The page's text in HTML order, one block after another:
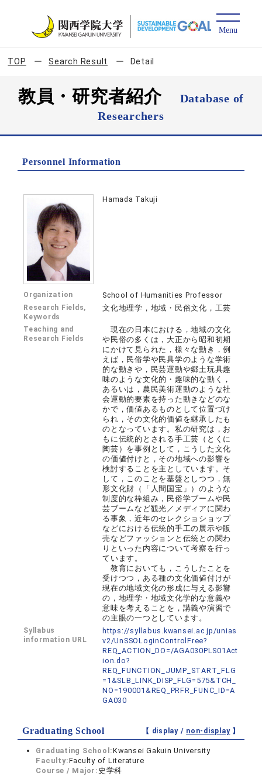
TOP Search Result Detail
教員・研究者紹介
Database of
Researchers
Personnel Information
Hamada Takuji
Organization School of Humanities Professor
Research Fields,
Keywords
文化地理学，地域・民俗文化，工芸
Teaching and
Research Fields
現在の日本における，地域の文化
や民俗の多くは，大正から昭和初期
にかけて見られた，様々な動き，例
えば，民俗学や民具学のような学術
的な動きや，民芸運動や郷土玩具趣
味のような文化的・趣味的な動く，
あるいは，農民美術運動のような社
会運動的要素を持った動きなどのな
かで，価値あるものとして位置づけ
られ，その文化的価値を継承したも
のとなっています。私の研究は，お
もに伝統的とされる手工芸（とくに
陶芸）を事例として，こうした文化
の価値付けと，その地域への影響を
検討することを主としています。そ
して，このことを基盤としつつ，無
形文化財（「人間国宝」）のような
制度的な枠組み，民俗学ブームや民
芸ブームなど観光／メディアに関わ
る事象，近年のセレクショショップ
などにおける伝統的手工の展示や販
売などファッションと伝統との関わ
りといった内容について考察を行っ
ています。
教育においても，こうしたことを
受けつつ，ある種の文化価値付けが
現在の地域文化の形成に与える影響
の，地理学・地域文化学的な意義や
意味を考えることを，講義や演習で
の主眼の一つとしています。
Syllabus
information URL
https://syllabus.kwansei.ac.jp/unias
v2/UnSSOLoginControlFree?
REQ_ACTION_DO=/AGA030PLS01Act
ion.do?
REQ_FUNCTION_JUMP_START_FLG
=1&SLB_LINK_DISP_FLG=575&TCH_
NO=190001&REQ_PRFR_FUNC_ID=A
GA030
Graduating School 【 display / non-display】
Graduating School:Kwansei Gakuin University
Faculty:Faculty of Literature
Course / Major: 史学科